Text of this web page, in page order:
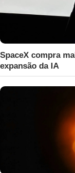
SpaceX compra
expansão da IA